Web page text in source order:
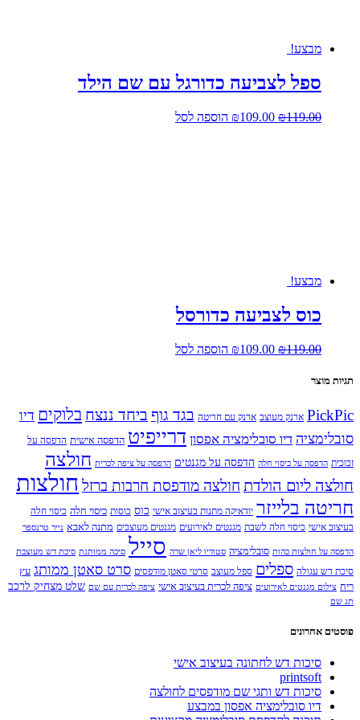
מבצע!
ספל לצביעה כדורגל עם שם הילד
₪119.00
המחיר ₪109.00
המחיר
הוספה לסל
מבצע!
כוס לצביעה כדורסל
₪119.00
המחיר ₪109.00
המחיר
הוספה לסל
תגיות מוצר
PickPic ארנק מעוצב ארנק עם חריטה בגד גוף ביחד ננצח בלוקים דיו
סובלימציה דיו סובלימציה אפסון דרייפיט הדפסה אישית הדפסה על
זכוכית הדפסה על כיסוי חלה הדפסה על מגנטים הדפסה על ציפה לכרית חולצה
חולצה ליום הולדת חולצה מודפסת חרבות ברזל חולצות
חריטה בלייזר יודאיקה מתנות בעיצוב אישי כוס כוסות כיסוי חלה כיסוי חלה
בעיצוב אישי כיסוי חלה לשבת מגנטים לאירועים מגנטים מעוצבים מתנה לאבא נייר טרנספר
הדפסה על חולצות כהות סובלימציה סטודיו ליאן שרה סייל סיכה ממותגת סיכת דש מעוצבת
סיכת דש עגולה ספלים ספל מעוצב סרטי סאטן מודפסים סרט סאטן ממותג עץ
ריח צילום מגנטים לאירועים ציפה לכרית בעיצוב אישי ציפה לכרית עם שם שלט מצחיק לרכב
תג שם
פוסטים אחרונים
סיכות דש לחתונה בעיצוב אישי
printsoft
סיכות דש ותגי שם מודפסים לחולצה
דיו סובלימציה אפסון במבצע